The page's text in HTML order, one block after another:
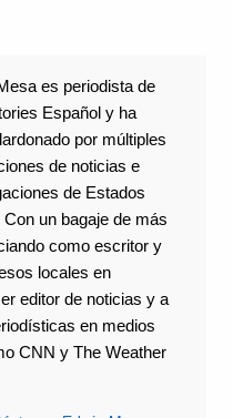
es periodista de
Español y ha
por múltiples
de noticias e
de Estados
un bagaje de más
como escritor y
locales en
editor de noticias y a
en medios
CNN y The Weather